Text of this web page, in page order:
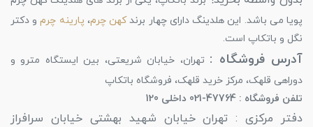
پویا می باشد. این هلدینگ دارای چهار برندکهن چرم، پارینه چرمو دکتر
نگل و باتکاپ است.
آدرس فروشگاه : تهران، خیابان شریعتی، بین ایستگاه مترو و
دوراهی قلهک، مرکز خرید قلهک، فروشگاه باتکاپ
تلفن فروشگاه : 47764-021 داخلی 120
دفتر مرکزی : تهران خیابان شهید بهشتی خیابان سرافراز